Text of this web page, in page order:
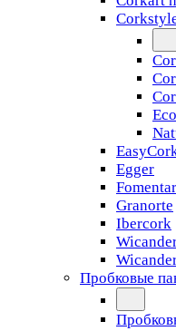
Egger
Granorte
Ibercork
Пробковые